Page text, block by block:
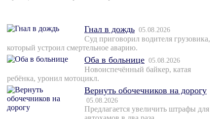
Гнал в дождь 05.08.2026
Суд приговорил водителя грузовика,
который устроил смертельное аварию.
Оба в больнице 05.08.2026
Новоиспечённый байкер, катая
ребёнка, уронил мотоцикл.
Вернуть обочечников на дорогу
05.08.2026
Предлагается увеличить штрафы для